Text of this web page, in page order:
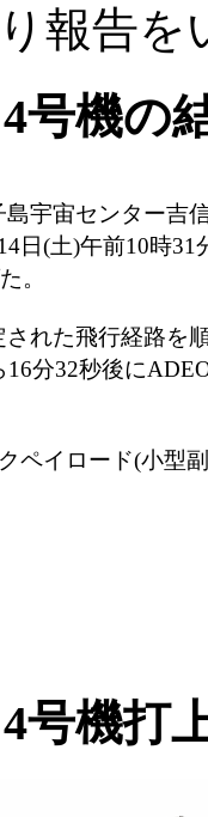
り報告を
号機の
宇宙センター吉
日(土)午前10時31
。
れた飛行経路を
分32秒後に
ペイロード(小型
号機打